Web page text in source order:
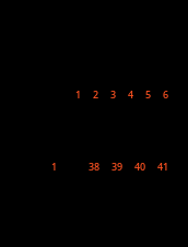
1 2 3 4 5 6
1 38 39 40 41